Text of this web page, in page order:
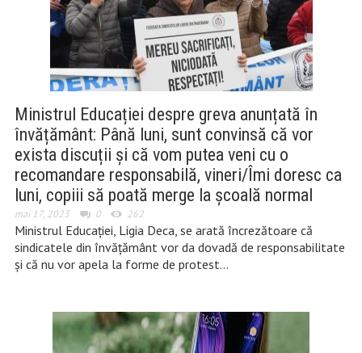
Ministrul Educației despre greva anunțată în
învățământ: Până luni, sunt convinsă că vor
exista discuții și că vom putea veni cu o
recomandare responsabilă, vineri/Îmi doresc ca
luni, copiii să poată merge la școală normal
mai 17, 2023 0 262
Ministrul Educației, Ligia Deca, se arată încrezătoare că
sindicatele din învățământ vor da dovadă de responsabilitate
și că nu vor apela la forme de protest…